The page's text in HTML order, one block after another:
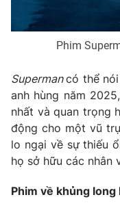
Phim
Supermancó thể
anh hùng năm
nhất và quan trọng
động cho một vũ
lo ngại về sự thiếu
họ sở hữu các nhân
Phim về khủng long